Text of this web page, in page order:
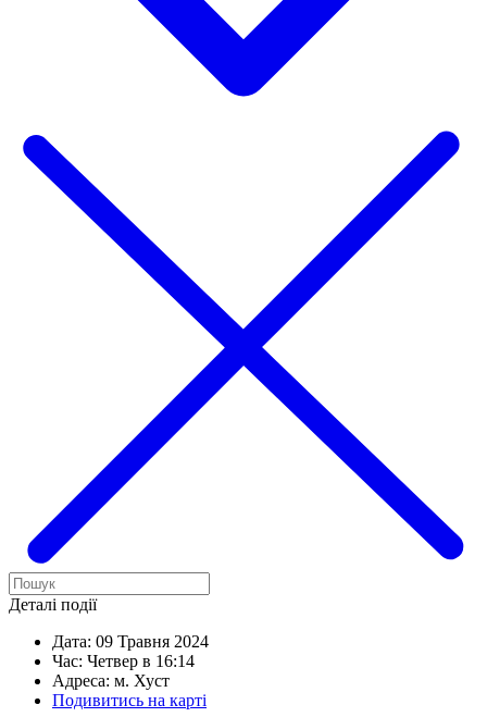
Деталі події
Дата: 09 Травня 2024
Час: Четвер в 16:14
Адреса: м. Хуст
Подивитись на карті